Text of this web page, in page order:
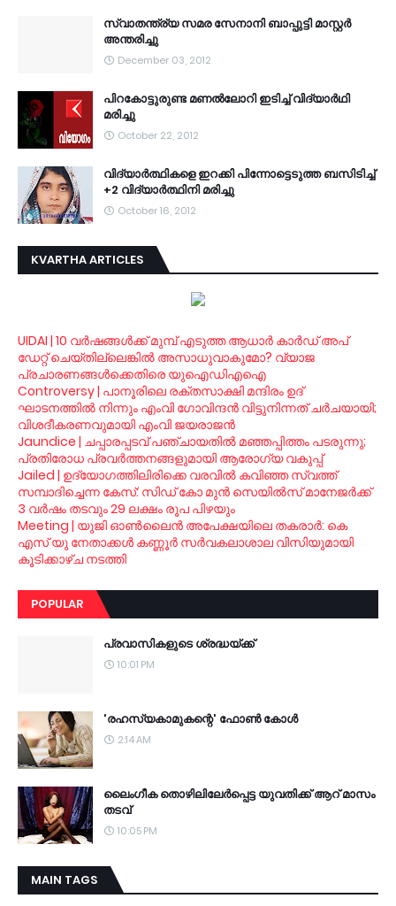
സ്വാതന്ത്ര്യ സമര സേനാനി ബാപ്പുട്ടി മാസ്റ്റര്‍
അന്തരിച്ചു
December 03, 2012
പിറകോട്ടുരുണ്ട മണല്‍ലോറി ഇടിച്ച് വിദ്യാര്‍ഥി
മരിച്ചു
October 22, 2012
വി­ദ്യാര്‍­ത്ഥിക­ളെ ഇറ­ക്കി പി­ന്നോ­ട്ടെ­ടുത്ത ബ­സി­ടി­ച്ച്
+2 വി­ദ്യാര്‍­ത്ഥിനി മ­രി­ച്ചു
October 16, 2012
KVARTHA ARTICLES
UIDAI | 10 വര്‍ഷങ്ങള്‍ക്ക് മുമ്പ് എടുത്ത ആധാര്‍ കാര്‍ഡ് അപ്
ഡേറ്റ് ചെയ്തില്ലെങ്കില്‍ അസാധുവാകുമോ? വ്യാജ
പ്രചാരണങ്ങള്‍ക്കെതിരെ യുഐഡിഎഐ
Controversy | പാനൂരിലെ രക്തസാക്ഷി മന്ദിരം ഉദ്
ഘാടനത്തില്‍ നിന്നും എംവി ഗോവിന്ദന്‍ വിട്ടുനിന്നത് ചര്‍ചയായി;
വിശദീകരണവുമായി എംവി ജയരാജന്‍
Jaundice | ചപ്പാരപ്പടവ് പഞ്ചായതില്‍ മഞ്ഞപ്പിത്തം പടരുന്നു;
പ്രതിരോധ പ്രവര്‍ത്തനങ്ങളുമായി ആരോഗ്യ വകുപ്പ്
Jailed | ഉദ്യോഗത്തിലിരിക്കെ വരവില്‍ കവിഞ്ഞ സ്വത്ത്
സമ്പാദിച്ചെന്ന കേസ്: സിഡ് കോ മുന്‍ സെയില്‍സ് മാനേജര്‍ക്ക്
3 വര്‍ഷം തടവും 29 ലക്ഷം രൂപ പിഴയും
Meeting | യുജി ഓണ്‍ലൈന്‍ അപേക്ഷയിലെ തകരാര്‍: കെ
എസ് യു നേതാക്കള്‍ കണ്ണൂര്‍ സര്‍വകലാശാല വിസിയുമായി
കൂടിക്കാഴ്ച നടത്തി
POPULAR
പ്രവാസികളുടെ ശ്രദ്ധയ്ക്ക്
10:01 PM
'രഹസ്യകാമുകന്റെ' ഫോണ്‍ കോള്‍
2:14 AM
ലൈംഗീക തൊഴിലിലേര്‍പ്പെട്ട യുവതിക്ക് ആറ് മാസം
തടവ്
10:05 PM
MAIN TAGS